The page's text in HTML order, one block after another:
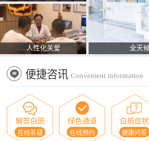
人性化关爱 全天
便捷咨讯 Convenient information
解答白斑
在线答疑
绿色通道
在线预约
白斑症状
健康问答